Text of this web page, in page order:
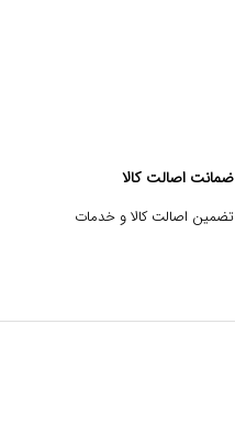
ضمانت اصالت کالا
تضمین اصالت کالا و خدمات